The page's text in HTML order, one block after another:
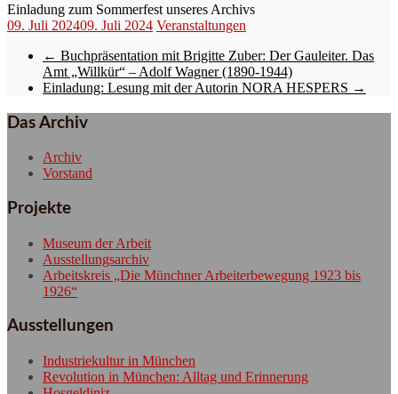
Einladung zum Sommerfest unseres Archivs
09. Juli 202409. Juli 2024 Veranstaltungen
← Buchpräsentation mit Brigitte Zuber: Der Gauleiter. Das
Amt „Willkür“ – Adolf Wagner (1890-1944)
Einladung: Lesung mit der Autorin NORA HESPERS →
Das Archiv
Archiv
Vorstand
Projekte
Museum der Arbeit
Ausstellungsarchiv
Arbeitskreis „Die Münchner Arbeiterbewegung 1923 bis
1926“
Ausstellungen
Industriekultur in München
Revolution in München: Alltag und Erinnerung